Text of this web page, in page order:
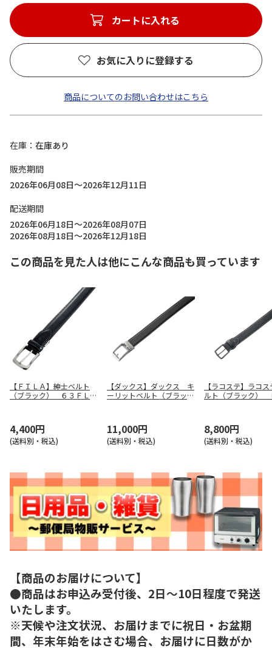
カートに入れる
お気に入りに登録する
商品についてのお問い合わせはこちら
在庫
在庫あり
販売期間
2026年06月08日～2026年12月11日
配送期間
2026年06月18日～2026年08月07日
2026年08月18日～2026年12月18日
この商品を見た人は他にこんな商品も買っています
【ＦＩＬＡ】紳士ベルト
（ブラック） ６３ＦＬ６
4,400円
(送料別・税込)
【ダックス】ダックス キ
ーリットベルト（ブラッ
11,000円
(送料別・税込)
【ラコステ】ラコ
ルト（ブラック）
8,800円
(送料別・税込)
【商品のお届けについて】
●商品はお申込み受付後、2日～10日程度で発送
いたします。
※天候や注文状況、お届けまでに祝日・お盆期
間、年末年始をはさむ場合、お届けに日数がか